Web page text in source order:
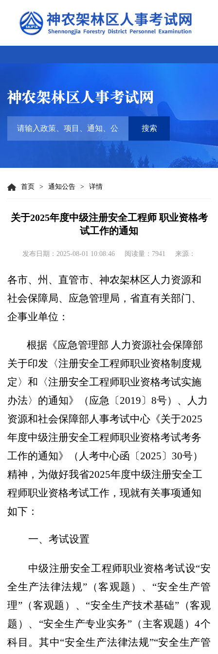
搜索
首页 > 通知公告 > 详情
关于2025年度中级注册安全工程师 职业资格考
试工作的通知
发布日期：2025-08-01 10:08:46 阅读量：7941 来源：
各市、州、直管市、神农架林区人力资源和
社会保障局、应急管理局，省直有关部门、
企事业单位：
根据 《应急管理部 人力资源社会保障部
关于印发〈注册安全工程师职业资格制度规
定〉和〈注册安全工程师职业资格考试实施
办法〉的通知》（应急〔2019〕 8号） 、 人 力
资源和社会保障部人事考试中心《关于2025
年度中级注册安全工程师职业资格考试考务
工作的通知》（人考中心函 〔2025〕 30号）
精神，为做好我省2025年度中级注册安全工
程师职业资格考试工作，现就有关事项通知
如下：
一、考试设置
中级注册安全工程师职业资格考试设“安
全生产法律法规”（客观题）、“安全生产管
理”（客观题）、“安全生产技术基础”（客观
题）、“安全生产专业实务”（主客观题）4个
科目。其中“安全生产法律法规”“安全生产管